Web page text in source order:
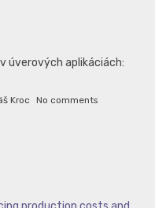
úverových aplikáciách:
Kroc No comments